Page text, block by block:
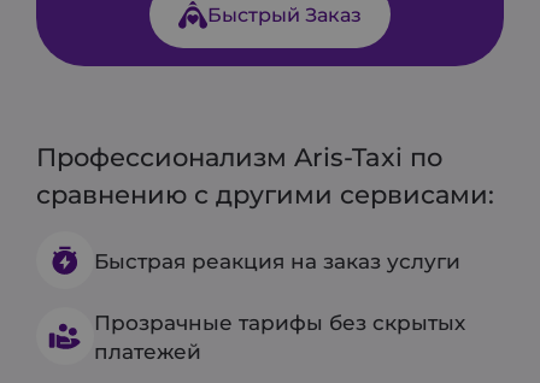
Быстрый Заказ
Профессионализм Aris-Taxi по
сравнению с другими сервисами:
Быстрая реакция на заказ услуги
Прозрачные тарифы без скрытых
платежей